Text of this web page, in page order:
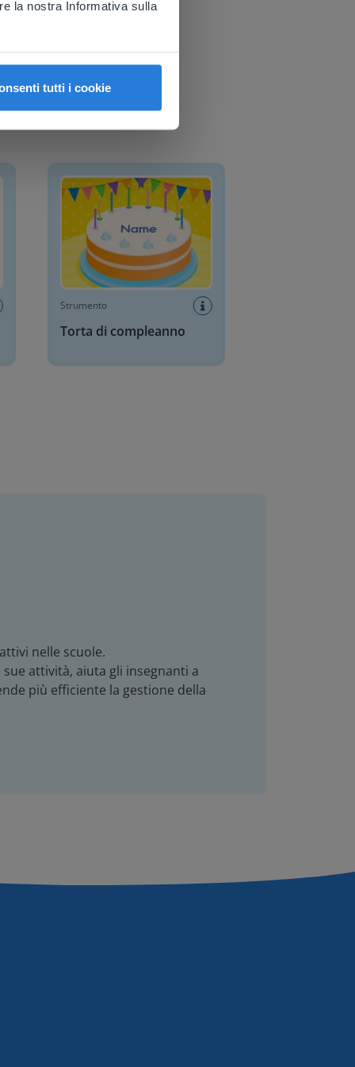
la nostra Informativa sulla
tutti i cookie
Strumento
Torta di compleanno
nelle scuole.
attività, aiuta gli insegnanti a
più efficiente la gestione della